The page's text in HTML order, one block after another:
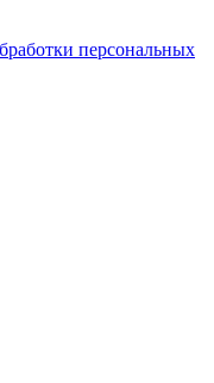
персональных